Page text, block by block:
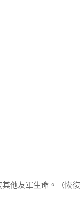
他友軍生命。（恢復